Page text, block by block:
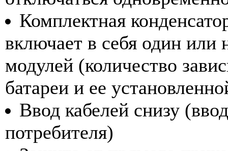
Комплектная
включает в себя один
модулей (количество
батареи и ее
Ввод кабелей снизу
потребителя)